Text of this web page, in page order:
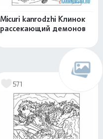
Micuri kanrodzhi Клинок
рассекающий демонов
571